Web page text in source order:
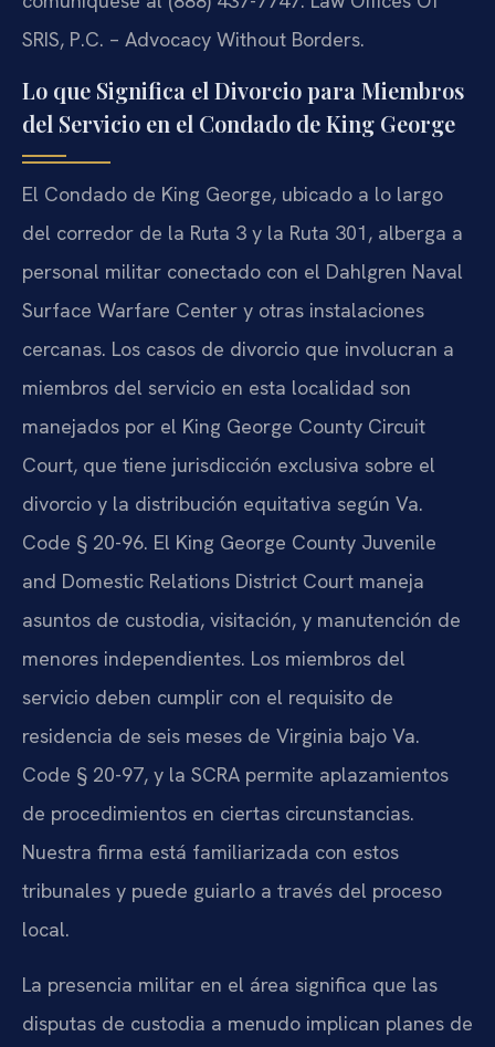
SRIS, P.C. – Advocacy Without Borders.
Lo que Significa el Divorcio para Miembros
del Servicio en el Condado de King George
El Condado de King George, ubicado a lo largo
del corredor de la Ruta 3 y la Ruta 301, alberga a
personal militar conectado con el Dahlgren Naval
Surface Warfare Center y otras instalaciones
cercanas. Los casos de divorcio que involucran a
miembros del servicio en esta localidad son
manejados por el King George County Circuit
Court, que tiene jurisdicción exclusiva sobre el
divorcio y la distribución equitativa según Va.
Code § 20-96. El King George County Juvenile
and Domestic Relations District Court maneja
asuntos de custodia, visitación, y manutención de
menores independientes. Los miembros del
servicio deben cumplir con el requisito de
residencia de seis meses de Virginia bajo Va.
Code § 20-97, y la SCRA permite aplazamientos
de procedimientos en ciertas circunstancias.
Nuestra firma está familiarizada con estos
tribunales y puede guiarlo a través del proceso
local.
La presencia militar en el área significa que las
disputas de custodia a menudo implican planes de